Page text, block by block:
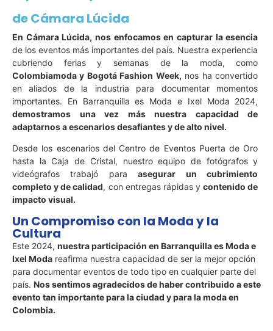
de Cámara Lúcida
En Cámara Lúcida, nos enfocamos en capturar la esencia
de los eventos más importantes del país. Nuestra experiencia
cubriendo ferias y semanas de la moda, como
Colombiamoda y Bogotá Fashion Week, nos ha convertido
en aliados de la industria para documentar momentos
importantes. En Barranquilla es Moda e Ixel Moda 2024,
demostramos una vez más nuestra capacidad de
adaptarnos a escenarios desafiantes y de alto nivel.
Desde los escenarios del Centro de Eventos Puerta de Oro
hasta la Caja de Cristal, nuestro equipo de fotógrafos y
videógrafos trabajó paraasegurar un cubrimiento
completo y de calidad, con entregas rápidas ycontenido de
impacto visual.
Un Compromiso con la Moda y la
Cultura
Este 2024, nuestra participación en Barranquilla es Moda e
Ixel Moda reafirma nuestra capacidad de ser la mejor opción
para documentar eventos de todo tipo en cualquier parte del
país. Nos sentimos agradecidos de haber contribuido a este
evento tan importante para la ciudad y para la moda en
Colombia.